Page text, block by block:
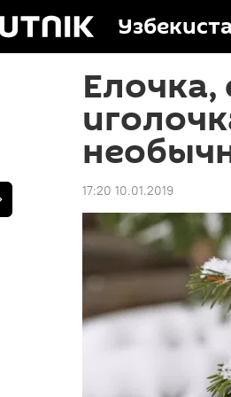
Елочка,
17:20 10.01.2019